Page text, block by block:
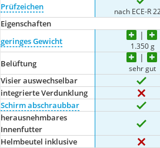
Prüfzeichen nach ECE-R
Eigenschaften
geringes Gewicht
1.350 g
Belüftung sehr gut
Visier auswechselbar
integrierte Verdunklung
Schirm abschraubbar
herausnehmbares
Innenfutter
Helmbeutel inklusive